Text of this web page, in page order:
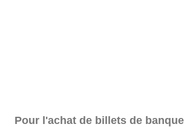
Pour l'achat de billets de